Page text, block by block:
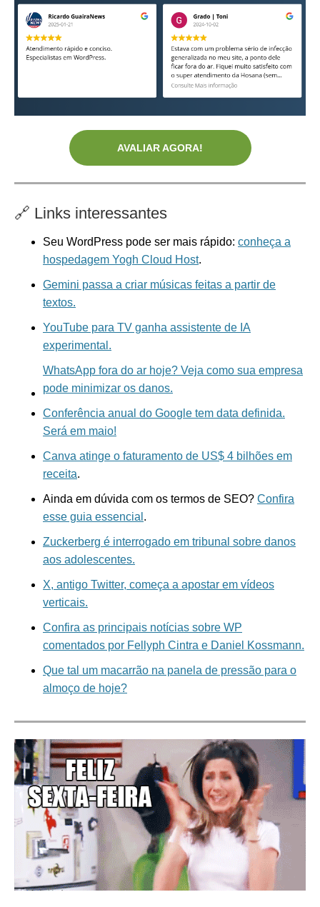
AVALIAR AGORA!
🔗 Links interessantes
Seu WordPress pode ser mais rápido: conheça a
hospedagem Yogh Cloud Host.
Gemini passa a criar músicas feitas a partir de
textos.
YouTube para TV ganha assistente de IA
experimental.
WhatsApp fora do ar hoje? Veja como sua empresa
pode minimizar os danos.
Conferência anual do Google tem data definida.
Será em maio!
Canva atinge o faturamento de US$ 4 bilhões em
receita.
Ainda em dúvida com os termos de SEO? Confira
esse guia essencial .
Zuckerberg é interrogado em tribunal sobre danos
aos adolescentes.
X, antigo Twitter, começa a apostar em vídeos
verticais.
Confira as principais notícias sobre WP
comentados por Fellyph Cintra e Daniel Kossmann.
Que tal um macarrão na panela de pressão para o
almoço de hoje?